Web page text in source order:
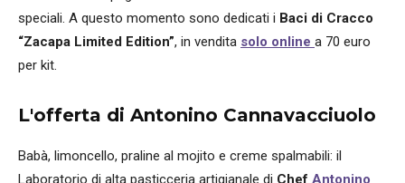
speciali. A questo momento sono dedicati i Baci di Cracco
“Zacapa Limited Edition”, in vendita solo online a 70 euro
per kit.
L'offerta di Antonino Cannavacciuolo
Babà, limoncello, praline al mojito e creme spalmabili: il
Laboratorio di alta pasticceria artigianale di Chef Antonino